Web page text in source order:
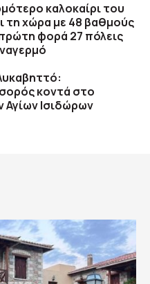
καλοκαίρι του
τη χώρα με 48 βαθμούς
φορά 27 πόλεις
κοντά στο
Αγίων Ισιδώρων